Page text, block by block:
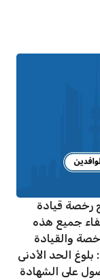
رخصة قيادة
جميع هذه
والقيادة
بلوغ الحد الأدنى
على الشهادة